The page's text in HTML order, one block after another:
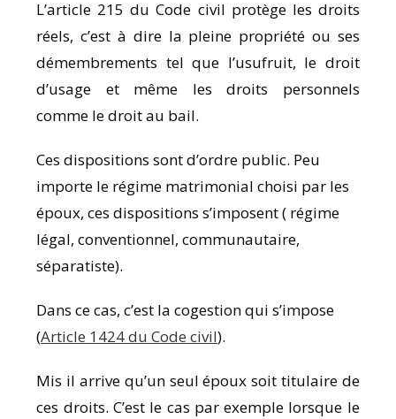
L’article 215 du Code civil protège les droits
réels, c’est à dire la pleine propriété ou ses
démembrements tel que l’usufruit, le droit
d’usage et même les droits personnels
comme le droit au bail.
Ces dispositions sont d’ordre public. Peu
importe le régime matrimonial choisi par les
époux, ces dispositions s’imposent ( régime
légal, conventionnel, communautaire,
séparatiste).
Dans ce cas,c’est la cogestion qui s’impose
(Article 1424 du Code civil).
Mis il arrive qu’un seul époux soit titulaire de
ces droits. C’est le cas par exemple lorsque le